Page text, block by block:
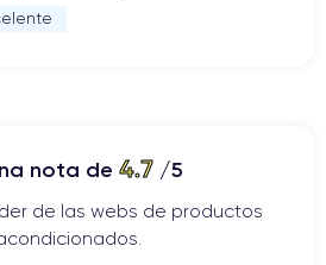
nota de 4.7/5
de las webs de productos